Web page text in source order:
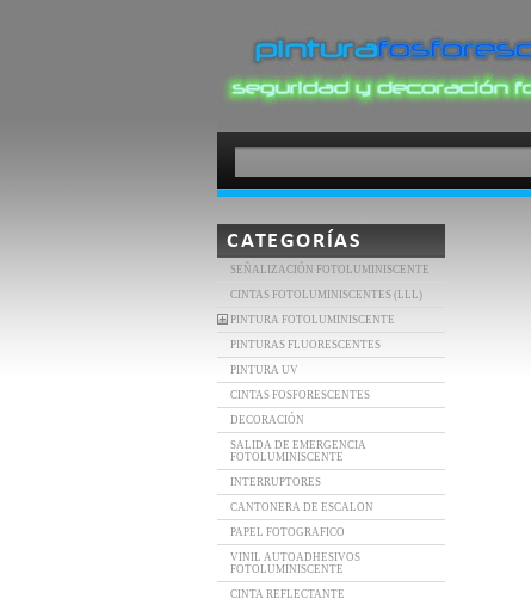
CATEGORÍAS
SEÑALIZACIÓN FOTOLUMINISCENTE
CINTAS FOTOLUMINISCENTES (LLL)
PINTURA FOTOLUMINISCENTE
PINTURAS FLUORESCENTES
PINTURA UV
CINTAS FOSFORESCENTES
DECORACIÓN
SALIDA DE EMERGENCIA
FOTOLUMINISCENTE
INTERRUPTORES
CANTONERA DE ESCALON
PAPEL FOTOGRAFICO
VINIL AUTOADHESIVOS
FOTOLUMINISCENTE
CINTA REFLECTANTE